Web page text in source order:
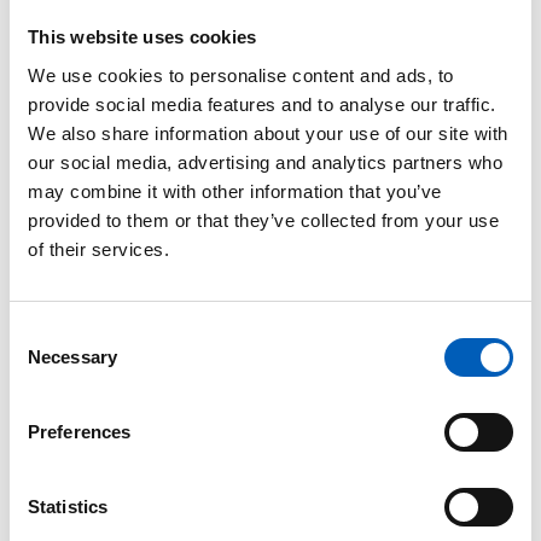
This website uses cookies
We use cookies to personalise content and ads, to
provide social media features and to analyse our traffic.
We also share information about your use of our site with
our social media, advertising and analytics partners who
may combine it with other information that you’ve
provided to them or that they’ve collected from your use
of their services.
Necessary
Preferences
Statistics
Hjemsendte penge
0 (2023)
Se grafarrow_forward
I
0,75 (2023)
K